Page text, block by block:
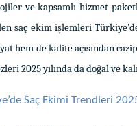
ve kapsamlı hizmet
saç ekim işlemleri
hem de kalite açısından
2025 yılında da doğal ve
Saç Ekimi Trendleri